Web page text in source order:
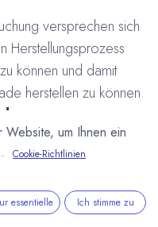
versprechen sich
Herstellungsprozess
können und damit
herstellen zu können.
den
Rindertalg,
um Ihnen ein
Cookie-Richtlinien
essentielle Ich stimme zu